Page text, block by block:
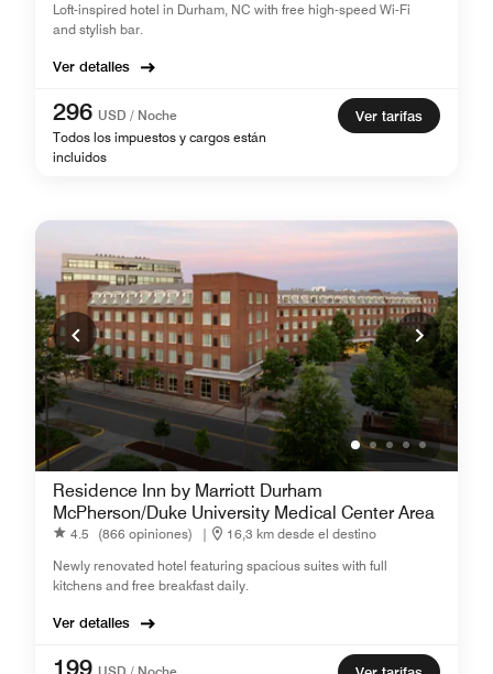
Loft-inspired hotel in Durham, NC with free high-speed Wi-Fi
and stylish bar.
Ver detalles
296 USD / Noche
Todos los impuestos y cargos están
incluidos
Ver tarifas
Residence Inn by Marriott Durham
McPherson/Duke University Medical Center Area
4.5 (866 opiniones) |
16,3 km desde el destino
Newly renovated hotel featuring spacious suites with full
kitchens and free breakfast daily.
Ver detalles
199